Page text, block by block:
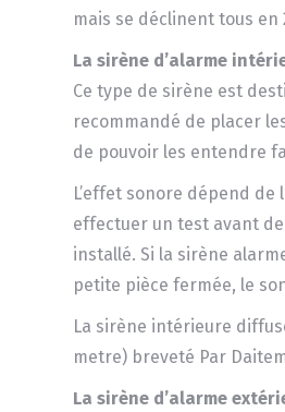
mais se déclinent tous en
La sirène d’alarme
Ce type de sirène est
recommandé de placer
de pouvoir les entendre
L’effet sonore dépend de
effectuer un test avant
installé. Si la sirène
petite pièce fermée, le
La sirène intérieure
metre) breveté Par
La sirène d’alarme